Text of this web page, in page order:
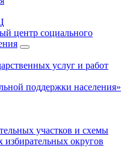
центр социального
услуг и работ
поддержки населения»
участков и схемы
избирательных округов